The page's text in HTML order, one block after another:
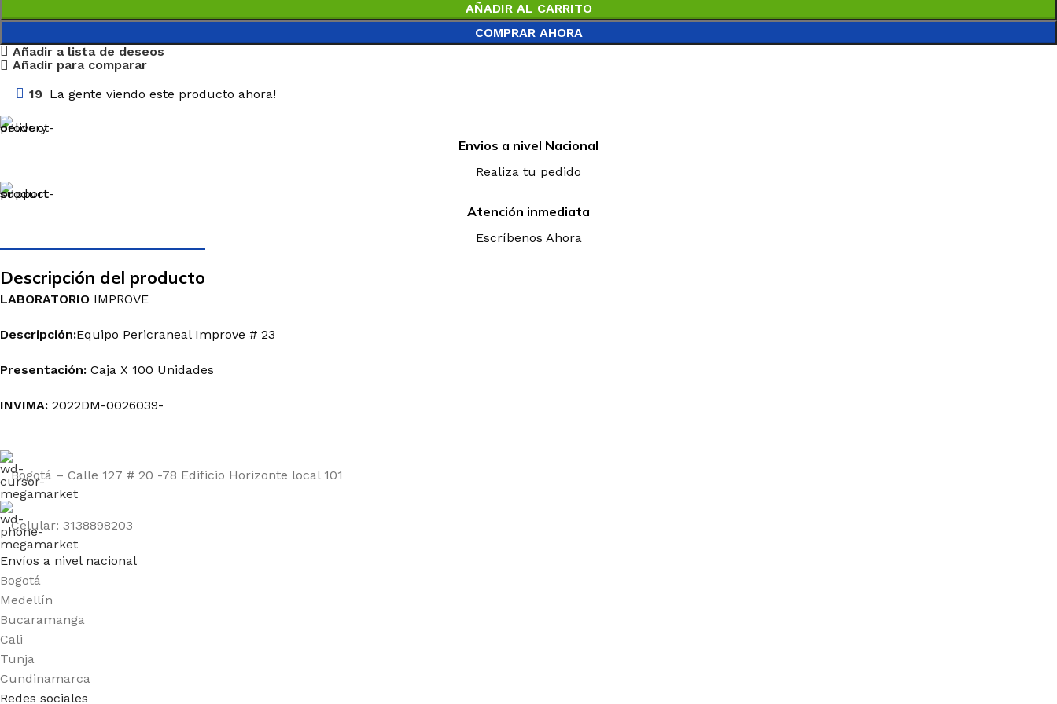
AÑADIR AL CARRITO
COMPRAR AHORA
Añadir a lista de deseos
Añadir para comparar
19 La gente viendo este producto ahora!
Envios a nivel Nacional
Realiza tu pedido
Atención inmediata
Escríbenos Ahora
Descripción del producto
LABORATORIO IMPROVE
Descripción:Equipo Pericraneal Improve # 23
Presentación: Caja X 100 Unidades
INVIMA: 2022DM-0026039-
Bogotá – Calle 127 # 20 -78 Edificio Horizonte local 101
Celular: 3138898203
Envíos a nivel nacional
Bogotá
Medellín
Bucaramanga
Cali
Tunja
Cundinamarca
Redes sociales